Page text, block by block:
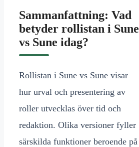
Sammanfattning: Vad
betyder rollistan i Sune
vs Sune idag?
Rollistan i Sune vs Sune visar
hur urval och presentering av
roller utvecklas över tid och
redaktion. Olika versioner fyller
särskilda funktioner beroende på